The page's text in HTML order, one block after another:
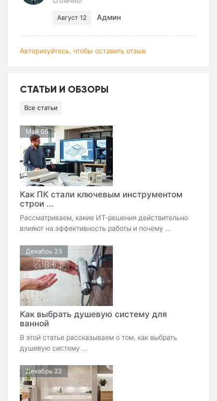
Август 12 Админ
Авторизуйтесь, чтобы оставить отзыв
СТАТЬИ И ОБЗОРЫ
Все статьи
Май 05
Как ПК стали ключевым инструментом
строи ...
Рассматриваем, какие ИТ-решения действительно
влияют на эффективность работы и почему ...
Декабрь 23
Как выбрать душевую систему для
ванной
В этой статье рассказываем о том, как выбрать
душевую систему ...
Декабрь 22